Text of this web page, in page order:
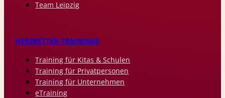
Team Leipzig
HERZRETTER-TRAININGS
Training für Kitas & Schulen
Training für Privatpersonen
Training für Unternehmen
eTraining